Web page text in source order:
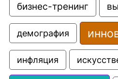
бизнес-тренинг
демография
инфляция